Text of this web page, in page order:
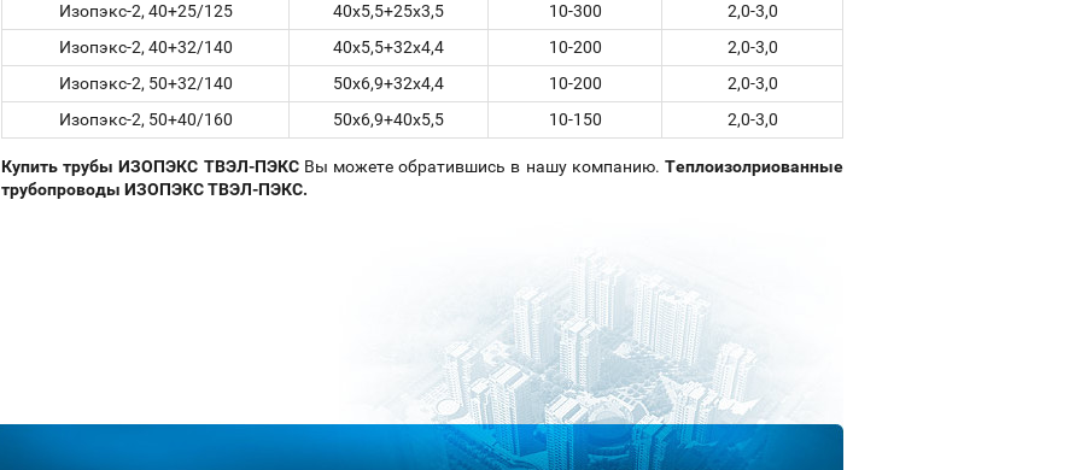
Изопэкс-2, 40+25/125
40x5,5+25x3,5 10-300
2,0-3,0
Изопэкс-2, 40+32/140
40x5,5+32x4,4 10-200
2,0-3,0
Изопэкс-2, 50+32/140
50x6,9+32x4,4 10-200
2,0-3,0
Изопэкс-2, 50+40/160
50x6,9+40x5,5 10-150 2,0-3,0
Купить трубы ИЗОПЭКС ТВЭЛ-ПЭКСВы можете обратившись в нашу компанию.Теплоизолриованные
трубопроводы ИЗОПЭКС ТВЭЛ-ПЭКС.